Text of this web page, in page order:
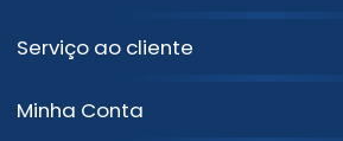
Serviço ao cliente
Minha Conta